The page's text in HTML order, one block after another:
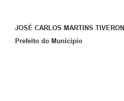
JOSÉ CARLOS MARTINS TIVERON
Prefeito do Município